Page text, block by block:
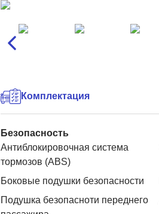
Комплектация
Безопасность
Антиблокировочная система
тормозов (ABS)
Боковые подушки безопасности
Подушка безопасноти переднего